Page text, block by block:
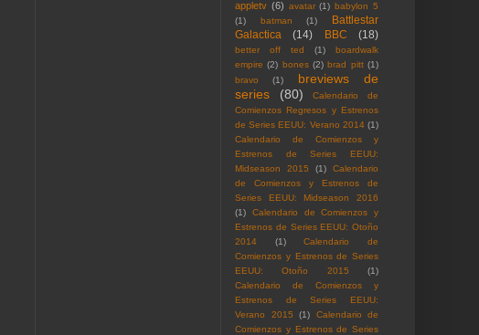
appletv (6) avatar (1) babylon 5
(1)
batman (1)
Battlestar
Galactica
(14) BBC (18)
better off ted (1)
boardwalk
empire (2) bones (2) brad pitt (1)
bravo
(1)
breviews de
series
(80)
Calendario de
Comienzos Regresos y Estrenos
de Series EEUU: Verano 2014 (1)
Calendario de Comienzos y
Estrenos de Series EEUU:
Midseason 2015
(1)
Calendario
de Comienzos y Estrenos de
Series EEUU: Midseason 2016
(1)
Calendario de Comienzos y
Estrenos de Series EEUU: Otoño
2014
(1)
Calendario de
Comienzos y Estrenos de Series
EEUU: Otoño 2015
(1)
Calendario de Comienzos y
Estrenos de Series EEUU:
Verano 2015
(1)
Calendario de
Comienzos y Estrenos de Series